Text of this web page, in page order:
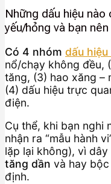
Những dấu hiệu
yếu/hỏng và bạn
Có 4 nhóm dấu
nổ/chạy không đều,
tăng, (3) hao xăng –
(4) dấu hiệu trực
điện.
Cụ thể, khi bạn nghi
nhận ra “mẫu hành
lặp lại không), vì
tăng dần và hay
định.